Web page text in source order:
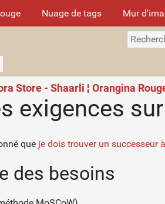
Nuage de tags Mur
Store - Shaarli ¦ Orangina
exigences
que je dois trouver un successeur
des besoins